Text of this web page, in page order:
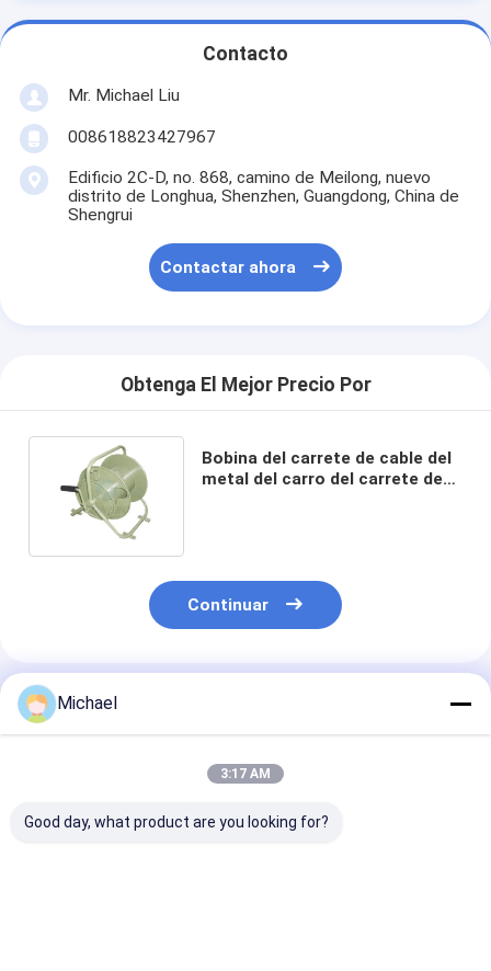
Contacto
Mr. Michael Liu
008618823427967
Edificio 2C-D, no. 868, camino de Meilong, nuevo
distrito de Longhua, Shenzhen, Guangdong, China de
Shengrui
Contactar ahora
Obtenga El Mejor Precio Por
Bobina del carrete de cable del
metal del carro del carrete de
Continuar
Productos Recomendados
Michael
3:17 AM
Good day, what product are you looking for?